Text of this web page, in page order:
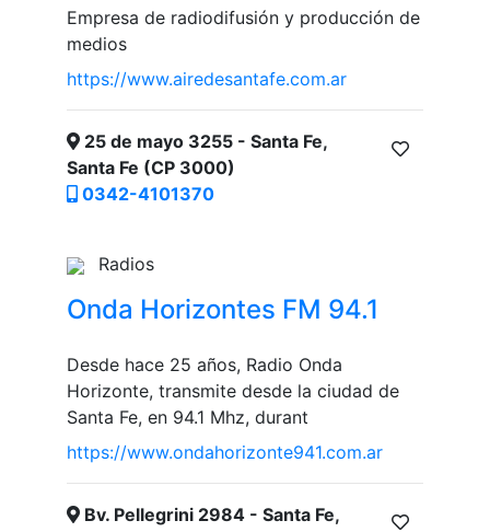
Empresa de radiodifusión y producción de
medios
https://www.airedesantafe.com.ar
25 de mayo 3255 - Santa Fe,
Santa Fe (CP 3000)
0342-4101370
Radios
Onda Horizontes FM 94.1
Desde hace 25 años, Radio Onda
Horizonte, transmite desde la ciudad de
Santa Fe, en 94.1 Mhz, durant
https://www.ondahorizonte941.com.ar
Bv. Pellegrini 2984 - Santa Fe,